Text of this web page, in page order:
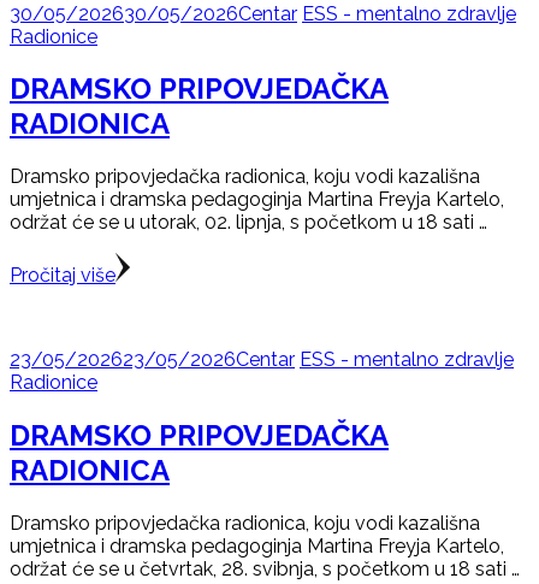
30/05/202630/05/2026Centar ESS - mentalno zdravlje
Radionice
DRAMSKO PRIPOVJEDAČKA
RADIONICA
Dramsko pripovjedačka radionica, koju vodi kazališna
umjetnica i dramska pedagoginja Martina Freyja Kartelo,
održat će se u utorak, 02. lipnja, s početkom u 18 sati …
Pročitaj više
23/05/202623/05/2026Centar ESS - mentalno zdravlje
Radionice
DRAMSKO PRIPOVJEDAČKA
RADIONICA
Dramsko pripovjedačka radionica, koju vodi kazališna
umjetnica i dramska pedagoginja Martina Freyja Kartelo,
održat će se u četvrtak, 28. svibnja, s početkom u 18 sati …